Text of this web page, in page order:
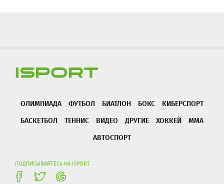
ОЛИМПИАДА ФУТБОЛ БИАТЛОН БОКС
КИБЕРСПОРТ
БАСКЕТБОЛ
ТЕННИС ВИДЕО ДРУГИЕ ХОККЕЙ
ММА
АВТОСПОРТ
ПОДПИСЫВАЙТЕСЬ НА ISPORT